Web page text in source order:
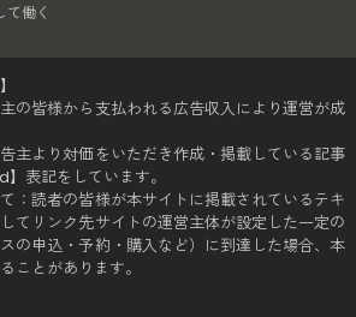
働く
の皆様から支払われる広告収入により運営が成
主より対価をいただき作成・掲載している記事
表記をしています。
：読者の皆様が本サイトに掲載されているテキ
てリンク先サイトの運営主体が設定した一定の
の申込・予約・購入など）に到達した場合、本
ことがあります。